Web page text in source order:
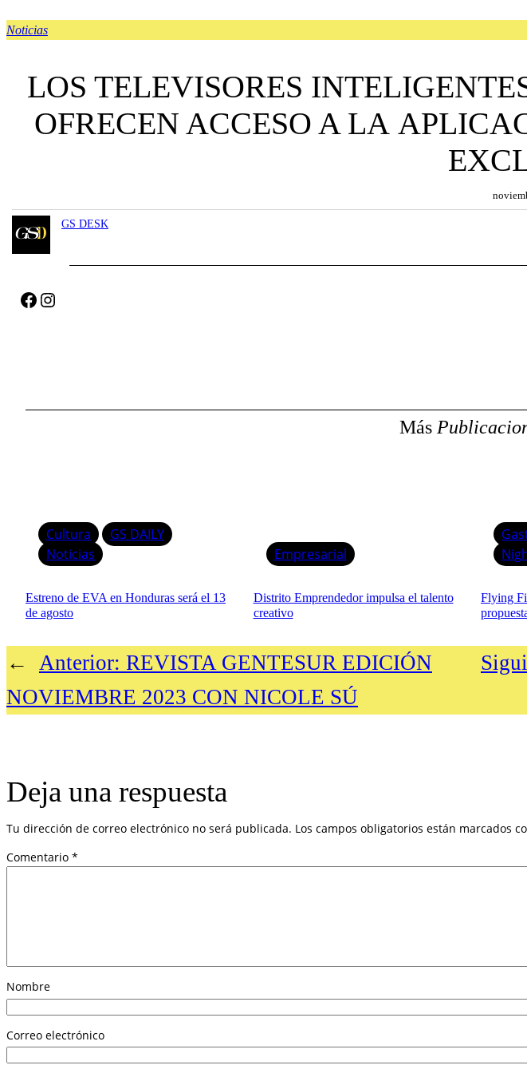
Noticias
LOS TELEVISORES
OFRECEN ACCESO A LA
GS DESK
Facebook Instagram
Más
Cultura
GS DAILY
Noticias
Estreno de EVA en Honduras será el 13
de agosto
Empresarial
Distrito Emprendedor impulsa el talento
creativo
Flying
← Anterior: REVISTA GENTESUR EDICIÓN
NOVIEMBRE 2023 CON NICOLE SÚ
Deja una respuesta
Tu dirección de correo electrónico no será publicada. Los campos obligatorios están marcados
Comentario *
Nombre
Correo electrónico